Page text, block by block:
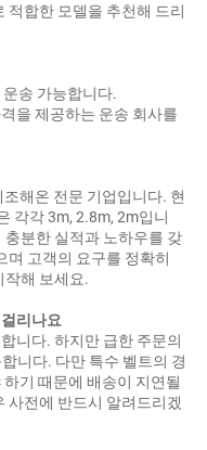
적합한 모델을 추천해 드리
송 가능합니다.
을 제공하는 운송 회사를
해온 전문 기업입니다. 현
각각 3m, 2.8m, 2m입니
분한 실적과 노하우를 갖
며 고객의 요구를 정확히
작해 보세요.
리나요
니다. 하지만 급한 주문의
니다. 다만 특수 벨트의 경
기 때문에 배송이 지연될
사전에 반드시 알려드리겠